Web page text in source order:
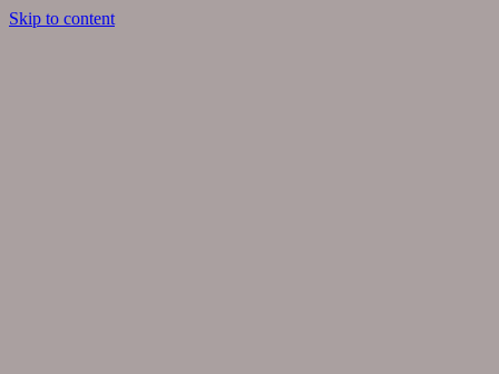
Skip to content